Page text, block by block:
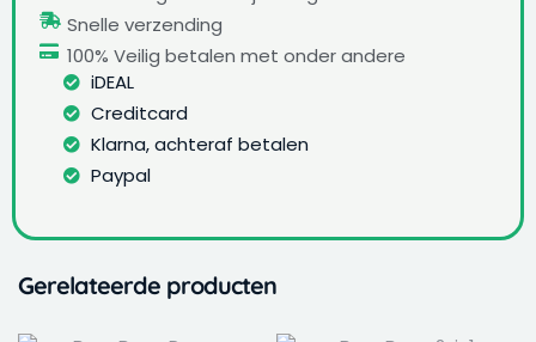
Snelle verzending
100% Veilig betalen met onder andere
iDEAL
Creditcard
Klarna, achteraf betalen
Paypal
Gerelateerde producten